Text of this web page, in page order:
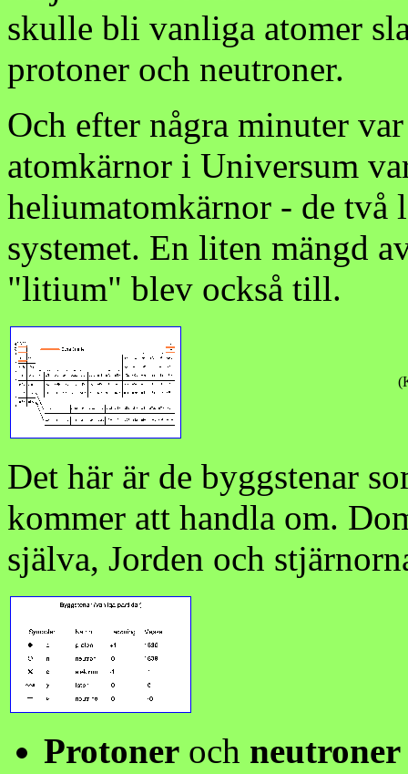
skulle bli vanliga atomer
protoner och neutroner.
Och efter några minuter
atomkärnor i Universum
heliumatomkärnor - de två
systemet. En liten mängd
"litium" blev också till.
Det här är de byggstenar
kommer att handla om.
själva, Jorden och
Protoner och neutroner